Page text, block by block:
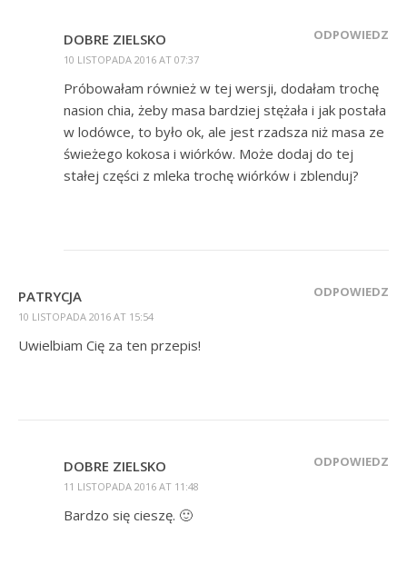
DOBRE ZIELSKO
10 LISTOPADA 2016 AT 07:37
ODPOWIEDZ
Próbowałam również w tej wersji, dodałam trochę
nasion chia, żeby masa bardziej stężała i jak postała
w lodówce, to było ok, ale jest rzadsza niż masa ze
świeżego kokosa i wiórków. Może dodaj do tej
stałej części z mleka trochę wiórków i zblenduj?
PATRYCJA
10 LISTOPADA 2016 AT 15:54
ODPOWIEDZ
Uwielbiam Cię za ten przepis!
DOBRE ZIELSKO
11 LISTOPADA 2016 AT 11:48
ODPOWIEDZ
Bardzo się cieszę. 🙂